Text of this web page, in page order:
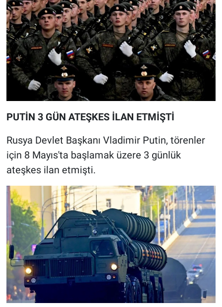
PUTİN 3 GÜN ATEŞKES İLAN ETMİŞTİ
Rusya Devlet Başkanı Vladimir Putin, törenler
için 8 Mayıs'ta başlamak üzere 3 günlük
ateşkes ilan etmişti.